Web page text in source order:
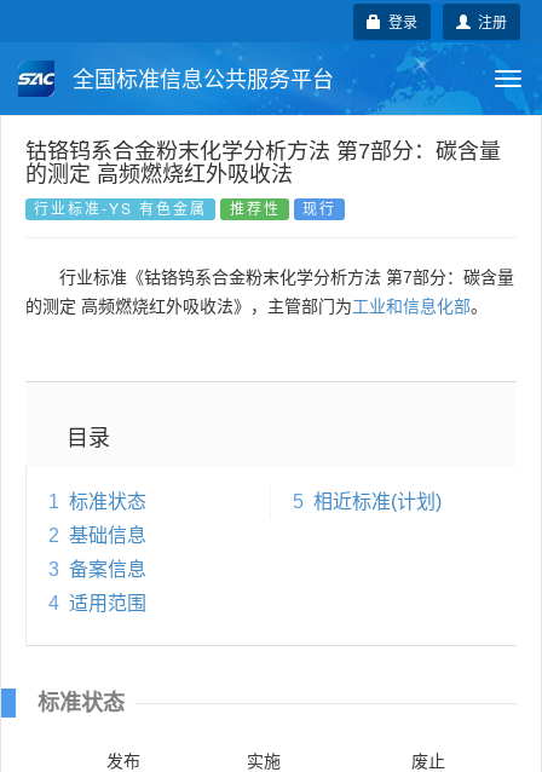
注册
登录
全国标准信息公共服务平台
国家标准 行业标准 地方标准
团体标准 企业标准
国外标准 技术委员会
钴铬钨系合金粉末化学分析方法 第7部分：碳含量
的测定 高频燃烧红外吸收法
行业标准-YS 有色金属 推荐性 现行
行业标准《钴铬钨系合金粉末化学分析方法 第7部分：碳含量
的测定 高频燃烧红外吸收法》，主管部门为工业和信息化部。
目录
1 标准状态
2 基础信息
3 备案信息
4 适用范围
5 相近标准(计划)
标准状态
发布 实施 废止